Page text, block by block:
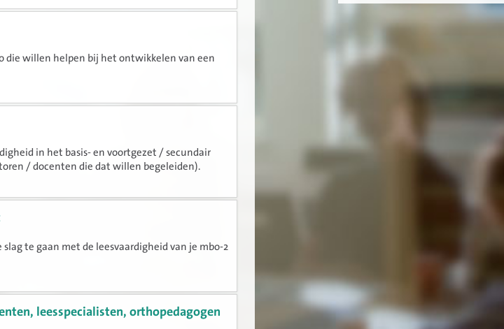
die willen helpen bij het ontwikkelen van een
in het basis- en voortgezet / secundair
/ docenten die dat willen begeleiden).
te gaan met de leesvaardigheid van je mbo-2
leesspecialisten, orthopedagogen